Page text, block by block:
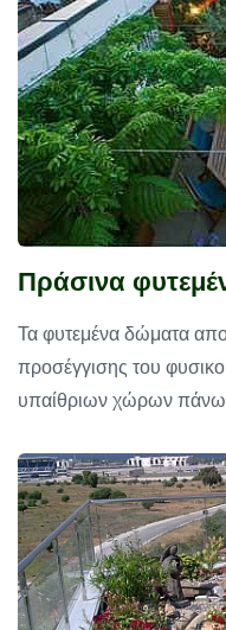
Πράσινα
Τα φυτεμένα δώματα
προσέγγισης του
υπαίθριων χώρων πάνω